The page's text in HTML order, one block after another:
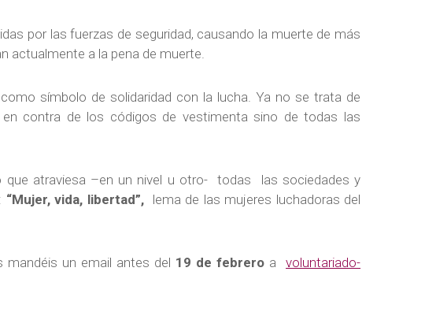
por las fuerzas de seguridad, causando la muerte de más
actualmente a la pena de muerte.
símbolo de solidaridad con la lucha. Ya no se trata de
contra de los códigos de vestimenta sino de todas las
que atraviesa –en un nivel u otro- todas las sociedades y
“Mujer, vida, libertad”,lema de las mujeres luchadoras del
mandéis un email antes del 19 de febrero avoluntariado-